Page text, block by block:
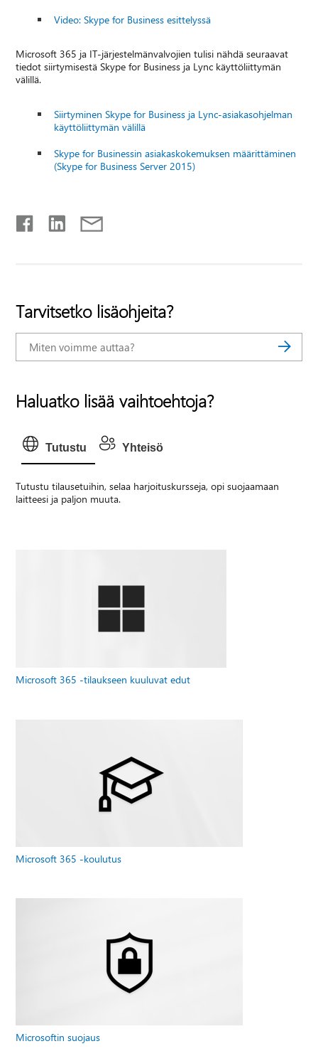
Video: Skype for Business esittelyssä
Microsoft 365 ja IT-järjestelmänvalvojien tulisi nähdä seuraavat
tiedot siirtymisestä Skype for Business ja Lync käyttöliittymän
välillä.
Siirtyminen Skype for Business ja Lync-asiakasohjelman
käyttöliittymän välillä
Skype for Businessin asiakaskokemuksen määrittäminen
(Skype for Business Server 2015)
Tarvitsetko lisäohjeita?
Haluatko lisää vaihtoehtoja?
Tutustu Yhteisö
Tutustu tilausetuihin, selaa harjoituskursseja, opi suojaamaan
laitteesi ja paljon muuta.
Microsoft 365 -tilaukseen kuuluvat edut
Microsoft 365 -koulutus
Microsoftin suojaus